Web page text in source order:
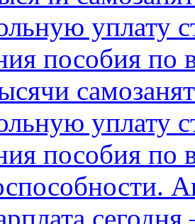
уплату
пособия по
уплату
пособия по